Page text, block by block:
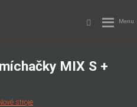
MIX S +
stroje